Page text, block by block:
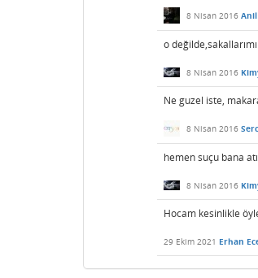
8 Nisan 2016 Anil
o
8 Nisan 2016
Ne guzel iste,
8 Nisan 2016
hemen suçu bana
8 Nisan 2016
Hocam kesinlikle
29 Ekim 2021 Erhan